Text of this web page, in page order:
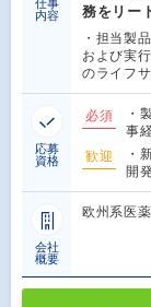
仕事
内容
務をリー
・担当製
および実
のライフ
応募
資格
必須
・
事
歓迎
・
開
会社
概要
欧州系医